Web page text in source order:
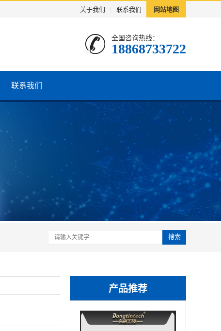
关于我们 联系我们 网站地图
全国咨询热线：
18868733722
联系我们
搜索
产品推荐